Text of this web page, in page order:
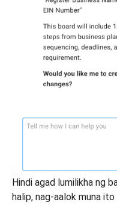
Hindi agad lumilikha ng
halip, nag-aalok muna